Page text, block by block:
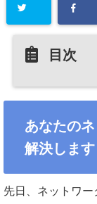
目次
あなたの
解決します
先日、ネットワ